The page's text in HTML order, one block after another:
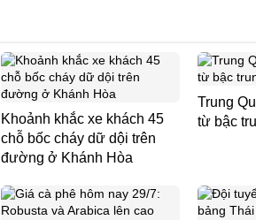
Khoảnh khắc xe khách 45
chỗ bốc cháy dữ dội trên
đường ở Khánh Hòa
Trung
từ bậc